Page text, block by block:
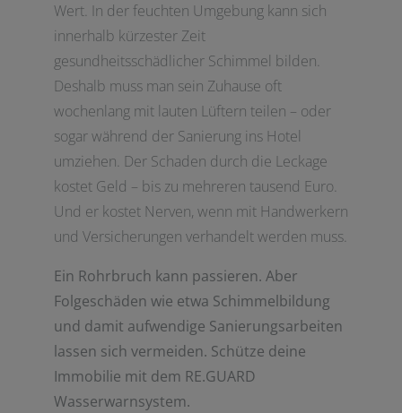
Wert. In der feuchten Umgebung kann sich
innerhalb kürzester Zeit
gesundheitsschädlicher Schimmel bilden.
Deshalb muss man sein Zuhause oft
wochenlang mit lauten Lüftern teilen – oder
sogar während der Sanierung ins Hotel
umziehen. Der Schaden durch die Leckage
kostet Geld – bis zu mehreren tausend Euro.
Und er kostet Nerven, wenn mit Handwerkern
und Versicherungen verhandelt werden muss.
Ein Rohrbruch kann passieren. Aber
Folgeschäden wie etwa Schimmelbildung
und damit aufwendige Sanierungsarbeiten
lassen sich vermeiden. Schütze deine
Immobilie mit dem RE.GUARD
Wasserwarnsystem.